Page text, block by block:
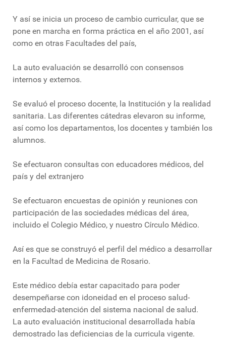
Y así se inicia un proceso de cambio curricular, que se
pone en marcha en forma práctica en el año 2001, así
como en otras Facultades del país,
La auto evaluación se desarrolló con consensos
internos y externos.
Se evaluó el proceso docente, la Institución y la realidad
sanitaria. Las diferentes cátedras elevaron su informe,
así como los departamentos, los docentes y también los
alumnos.
Se efectuaron consultas con educadores médicos, del
país y del extranjero
Se efectuaron encuestas de opinión y reuniones con
participación de las sociedades médicas del área,
incluido el Colegio Médico, y nuestro Círculo Médico.
Así es que se construyó el perfil del médico a desarrollar
en la Facultad de Medicina de Rosario.
Este médico debía estar capacitado para poder
desempeñarse con idoneidad en el proceso salud-
enfermedad-atención del sistema nacional de salud.
La auto evaluación institucional desarrollada había
demostrado las deficiencias de la curricula vigente.